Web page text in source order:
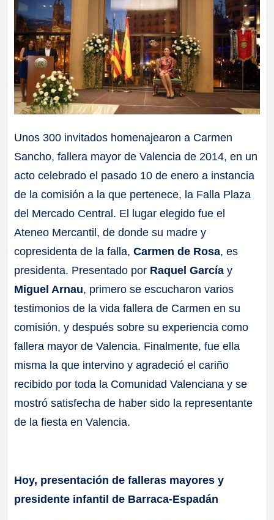
Unos 300 invitados homenajearon a Carmen
Sancho, fallera mayor de Valencia de 2014, en un
acto celebrado el pasado 10 de enero a instancia
de la comisión a la que pertenece, la Falla Plaza
del Mercado Central. El lugar elegido fue el
Ateneo Mercantil, de donde su madre y
copresidenta de la falla,Carmen de Rosa, es
presidenta. Presentado por Raquel García y
Miguel Arnau, primero se escucharon varios
testimonios de la vida fallera de Carmen en su
comisión, y después sobre su experiencia como
fallera mayor de Valencia. Finalmente, fue ella
misma la que intervino y agradeció el cariño
recibido por toda la Comunidad Valenciana y se
mostró satisfecha de haber sido la representante
de la fiesta en Valencia.
Hoy, presentación de falleras mayores y
presidente infantil de Barraca-Espadán